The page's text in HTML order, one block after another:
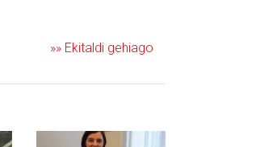
»» Ekitaldi gehiago